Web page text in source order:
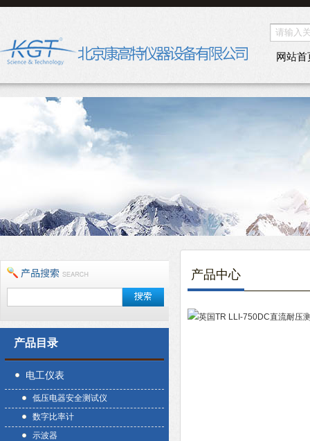
网站首
产品目录
电工仪表
低压电器安全测试仪
数字比率计
示波器
产品中心